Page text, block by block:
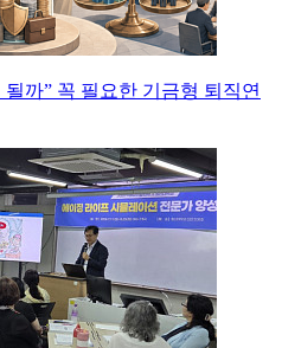
까” 꼭 필요한 기금형 퇴직연